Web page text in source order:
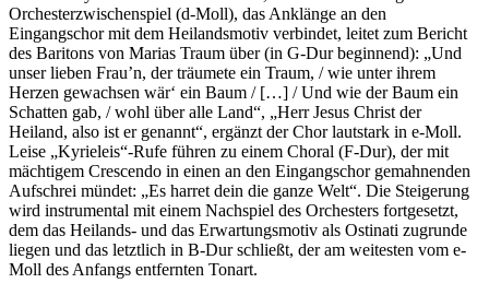
Orchesterzwischenspiel (d-Moll), das Anklänge an den
Eingangschor mit dem Heilandsmotiv verbindet, leitet zum Bericht
des Baritons von Marias Traum über (in G-Dur beginnend): „Und
unser lieben Frau’n, der träumete ein Traum, / wie unter ihrem
Herzen gewachsen wär‘ ein Baum / […] / Und wie der Baum ein
Schatten gab, / wohl über alle Land“, „Herr Jesus Christ der
Heiland, also ist er genannt“, ergänzt der Chor lautstark in e-Moll.
Leise „Kyrieleis“-Rufe führen zu einem Choral (F-Dur), der mit
mächtigem Crescendo in einen an den Eingangschor gemahnenden
Aufschrei mündet: „Es harret dein die ganze Welt“. Die Steigerung
wird instrumental mit einem Nachspiel des Orchesters fortgesetzt,
dem das Heilands- und das Erwartungsmotiv als Ostinati zugrunde
liegen und das letztlich in B-Dur schließt, der am weitesten vom e-
Moll des Anfangs entfernten Tonart.